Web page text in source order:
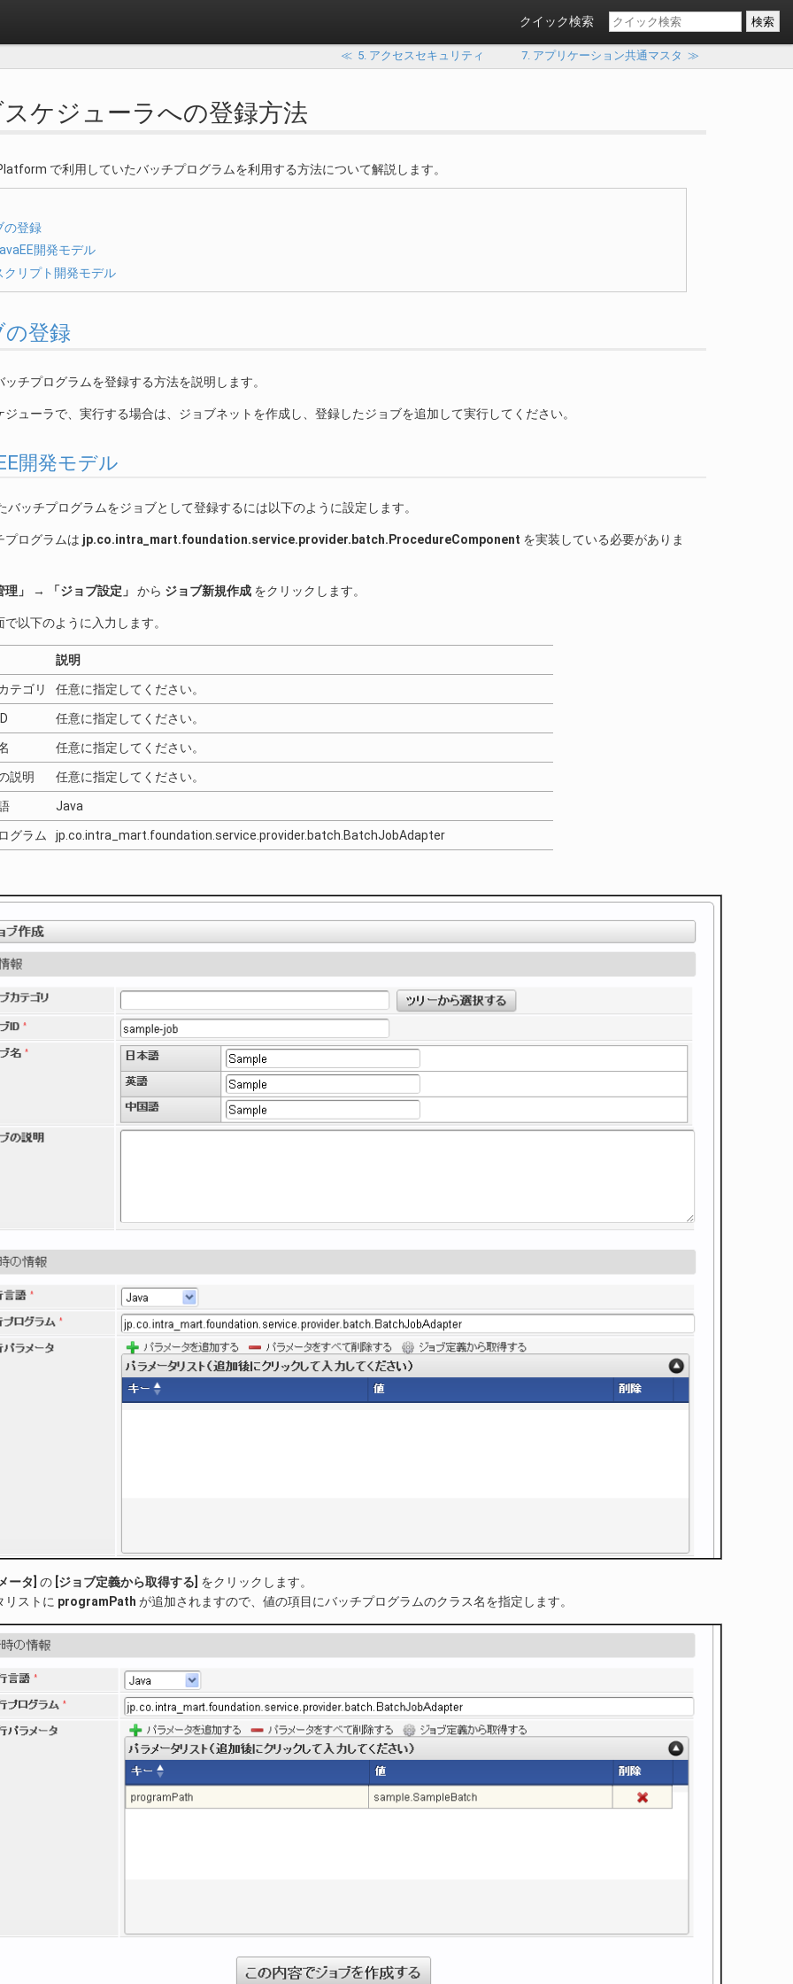
クイック検索
≪ 5. アクセスセキュリティ 7. アプリケーション共通マスタ ≫
ケジューラへの登録方法
で利用していたバッチプログラムを利用する方法について解説します。
の登録
開発モデル
クリプト開発モデル
の登録
チプログラムを登録する方法を説明します。
ューラで、実行する場合は、ジョブネットを作成し、登録したジョブを追加して実行してください。
開発モデル
バッチプログラムをジョブとして登録するには以下のように設定します。
プログラムは jp.co.intra_mart.foundation.service.provider.batch.ProcedureComponent を実装している必要がありま
」 → 「ジョブ設定」 から ジョブ新規作成 をクリックします。
以下のように入力します。
説明
テゴリ 任意に指定してください。
任意に指定してください。
任意に指定してください。
説明 任意に指定してください。
Java
グラム jp.co.intra_mart.foundation.service.provider.batch.BatchJobAdapter
ータ] の [ジョブ定義から取得する] をクリックします。
リストに programPath が追加されますので、値の項目にバッチプログラムのクラス名を指定します。